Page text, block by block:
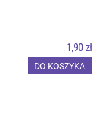
1,90 zł
DO KOSZYKA